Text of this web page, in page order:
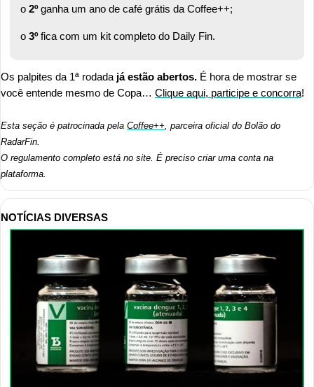
o 2º ganha um ano de café grátis da Coffee++;
o 3º fica com um kit completo do Daily Fin.
Os palpites da 1ª rodada já estão abertos. É hora de mostrar se
você entende mesmo de Copa… Clique aqui, participe e concorra!
Esta seção é patrocinada pela Coffee++ , parceira oficial do Bolão do
RadarFin.
O regulamento completo está no site. É preciso criar uma conta na
plataforma.
NOTÍCIAS DIVERSAS